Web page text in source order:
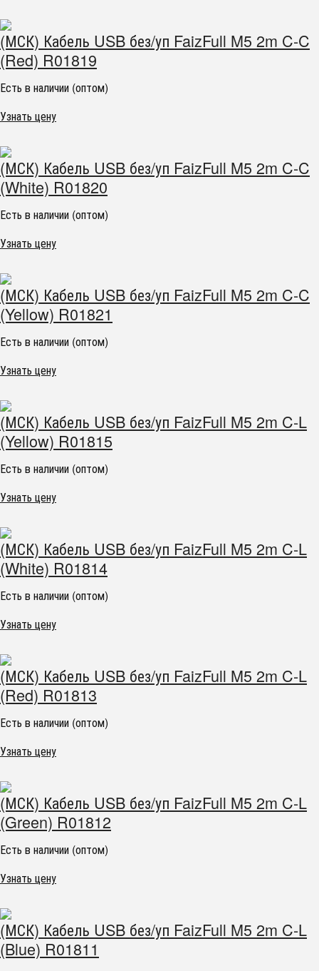
(МСК) Кабель USB без/уп FaizFull M5 2m C-C
(Red) R01819
Есть в наличии (оптом)
Узнать цену
(МСК) Кабель USB без/уп FaizFull M5 2m C-C
(White) R01820
Есть в наличии (оптом)
Узнать цену
(МСК) Кабель USB без/уп FaizFull M5 2m C-C
(Yellow) R01821
Есть в наличии (оптом)
Узнать цену
(МСК) Кабель USB без/уп FaizFull M5 2m C-L
(Yellow) R01815
Есть в наличии (оптом)
Узнать цену
(МСК) Кабель USB без/уп FaizFull M5 2m C-L
(White) R01814
Есть в наличии (оптом)
Узнать цену
(МСК) Кабель USB без/уп FaizFull M5 2m C-L
(Red) R01813
Есть в наличии (оптом)
Узнать цену
(МСК) Кабель USB без/уп FaizFull M5 2m C-L
(Green) R01812
Есть в наличии (оптом)
Узнать цену
(МСК) Кабель USB без/уп FaizFull M5 2m C-L
(Blue) R01811